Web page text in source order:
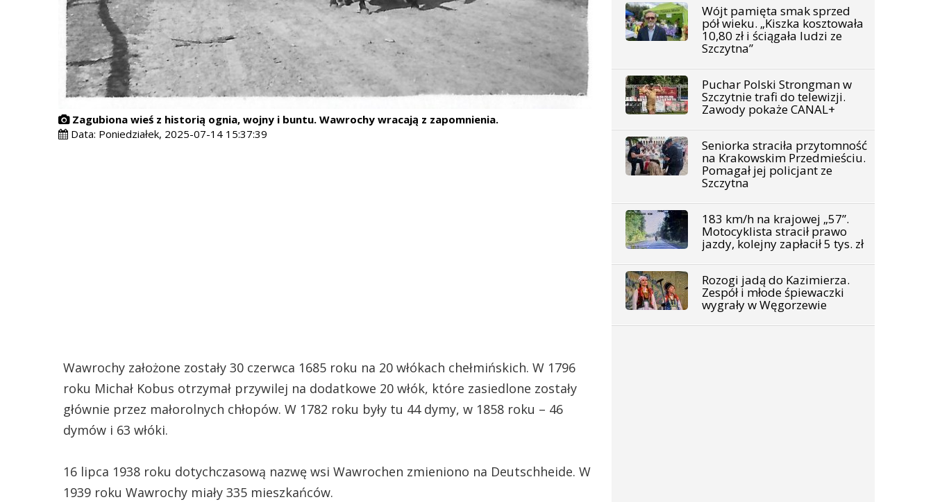
Zagubiona wieś z historią ognia, wojny i buntu. Wawrochy wracają z zapomnienia.
Data: Poniedziałek, 2025-07-14 15:37:39
Wawrochy założone zostały 30 czerwca 1685 roku na 20 włókach chełmińskich. W 1796
roku Michał Kobus otrzymał przywilej na dodatkowe 20 włók, które zasiedlone zostały
głównie przez małorolnych chłopów. W 1782 roku były tu 44 dymy, w 1858 roku – 46
dymów i 63 włóki.
16 lipca 1938 roku dotychczasową nazwę wsi Wawrochen zmieniono na Deutschheide. W
1939 roku Wawrochy miały 335 mieszkańców.
Wójt pamięta smak sprzed
pół wieku. „Kiszka kosztowała
10,80 zł i ściągała ludzi ze
Szczytna”
Puchar Polski Strongman w
Szczytnie trafi do telewizji.
Zawody pokaże CANAL+
Seniorka straciła przytomność
na Krakowskim Przedmieściu.
Pomagał jej policjant ze
Szczytna
183 km/h na krajowej „57”.
Motocyklista stracił prawo
jazdy, kolejny zapłacił 5 tys. zł
Rozogi jadą do Kazimierza.
Zespół i młode śpiewaczki
wygrały w Węgorzewie